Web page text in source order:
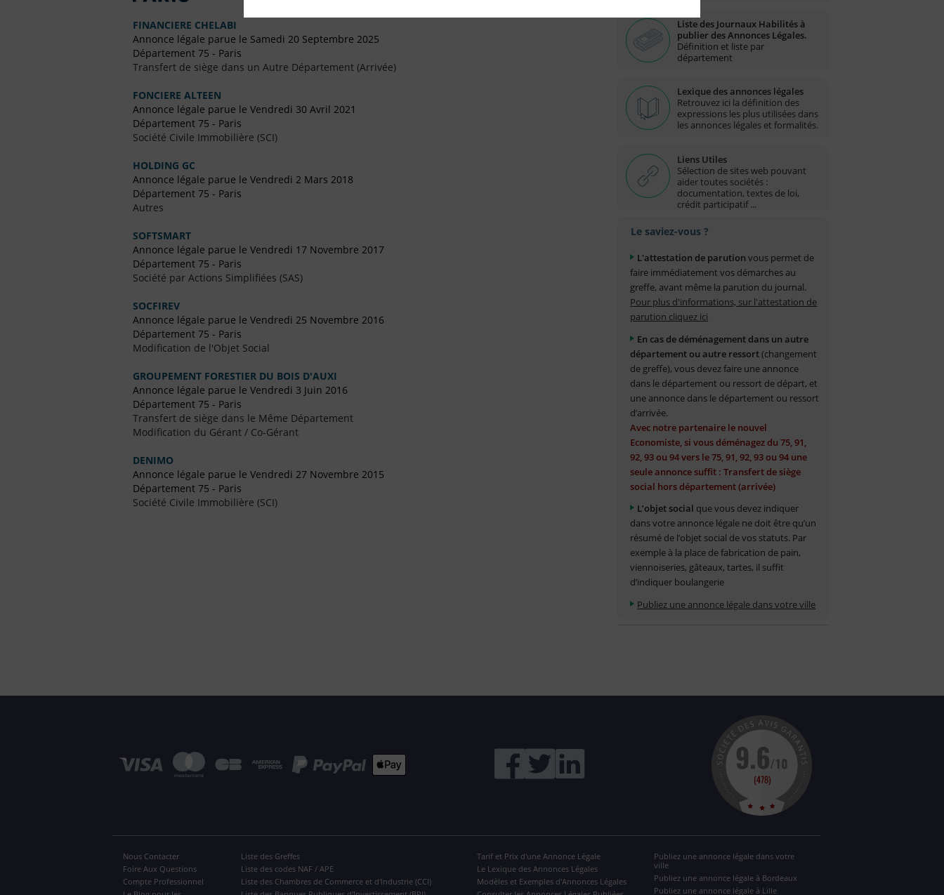
FINANCIERE CHELABI
Annonce légale parue le Samedi 20 Septembre 2025
Département 75 - Paris
Transfert de siège dans un Autre Département (Arrivée)
FONCIERE ALTEEN
Annonce légale parue le Vendredi 30 Avril 2021
Département 75 - Paris
Société Civile Immobilière (SCI)
HOLDING GC
Annonce légale parue le Vendredi 2 Mars 2018
Département 75 - Paris
Autres
SOFTSMART
Annonce légale parue le Vendredi 17 Novembre 2017
Département 75 - Paris
Société par Actions Simplifiées (SAS)
SOCFIREV
Annonce légale parue le Vendredi 25 Novembre 2016
Département 75 - Paris
Modification de l'Objet Social
GROUPEMENT FORESTIER DU BOIS D'AUXI
Annonce légale parue le Vendredi 3 Juin 2016
Département 75 - Paris
Transfert de siège dans le Même Département
Modification du Gérant / Co-Gérant
DENIMO
Annonce légale parue le Vendredi 27 Novembre 2015
Département 75 - Paris
Société Civile Immobilière (SCI)
Liste des Journaux Habilités à
publier des Annonces Légales.
Définition et liste par
département
Lexique des annonces légales
Retrouvez ici la définition des
expressions les plus utilisées dans
les annonces légales et formalités.
Liens Utiles
Sélection de sites web pouvant
aider toutes sociétés :
documentation, textes de loi,
crédit participatif ...
Le saviez-vous ?
L'attestation de parution vous permet de
faire immédiatement vos démarches au
greffe, avant même la parution du journal.
Pour plus d'informations, sur l'attestation de
parution cliquez ici
En cas de déménagement dans un autre
département ou autre ressort(changement
de greffe), vous devez faire une annonce
dans le département ou ressort de départ, et
une annonce dans le département ou ressort
d’arrivée.
Avec notre partenaire le nouvel
Economiste, si vous déménagez du 75, 91,
92, 93 ou 94 vers le 75, 91, 92, 93 ou 94 une
seule annonce suffit : Transfert de siège
social hors département (arrivée)
L’objet social que vous devez indiquer
dans votre annonce légale ne doit être qu’un
résumé de l’objet social de vos statuts. Par
exemple à la place de fabrication de pain,
viennoiseries, gâteaux, tartes, il suffit
d’indiquer boulangerie
Publiez une annonce légale dans votre ville
Nous Contacter
Foire Aux Questions
Compte Professionnel
Liste des Greffes
Liste des codes NAF / APE
Liste des Chambres de Commerce et d'Industrie (CCI)
Tarif et Prix d'une Annonce Légale
Le Lexique des Annonces Légales
Modèles et Exemples d'Annonces Légales
Publiez une annonce légale dans votre
ville
Publiez une annonce légale à Bordeaux
Publiez une annonce légale à Lille